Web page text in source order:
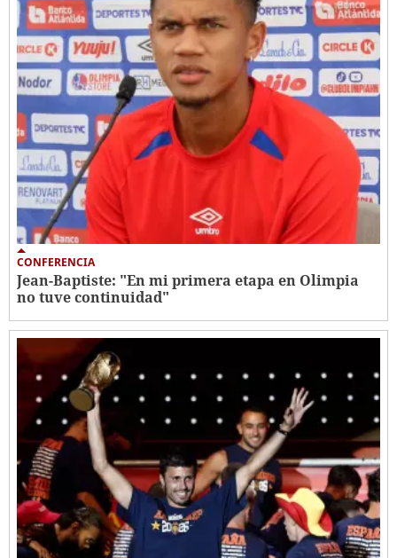
CONFERENCIA
Jean-Baptiste: "En mi primera etapa en Olimpia
no tuve continuidad"